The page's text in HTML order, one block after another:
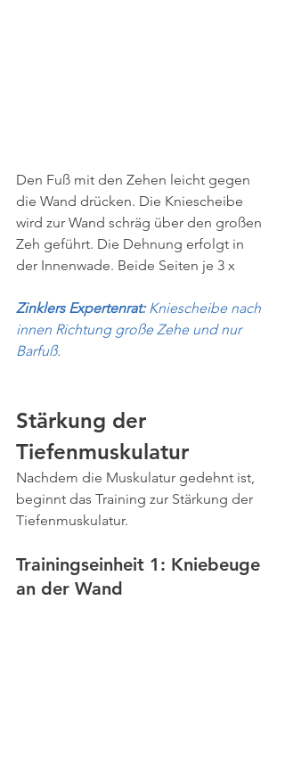
Den ​Fuß mit den Zehen leicht gegen
die Wand drücken. Die Kniescheibe
wird zur Wand schräg über den großen
Zeh geführt. Die Dehnung erfolgt in
der Innenwade. Beide Seiten ­­je 3 x
Zinklers Expertenrat: Kniescheibe nach
innen Richtung große Zehe und nur
Barfuß.
Stärkung der
Tiefenmuskulatur
Nachdem die Muskulatur gedehnt ist,
beginnt das Training zur Stärkung der
Tiefenmuskulatur.
Trainingseinheit 1: Kniebeuge
an der Wand